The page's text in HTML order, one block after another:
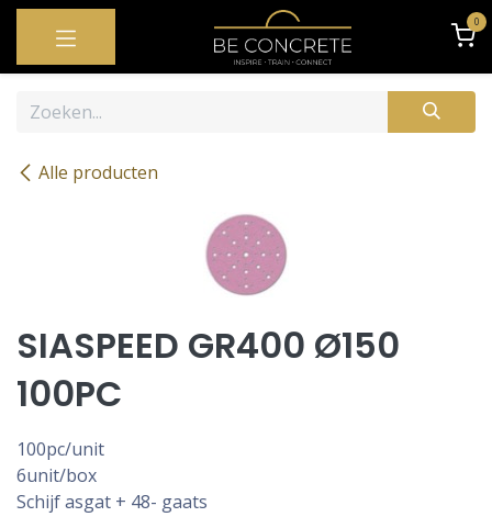
OVERSLAAN NAAR INHOUD 0
Alle producten
SIASPEED GR400 Ø150
100PC
100pc/unit
6unit/box
Schijf asgat + 48- gaats